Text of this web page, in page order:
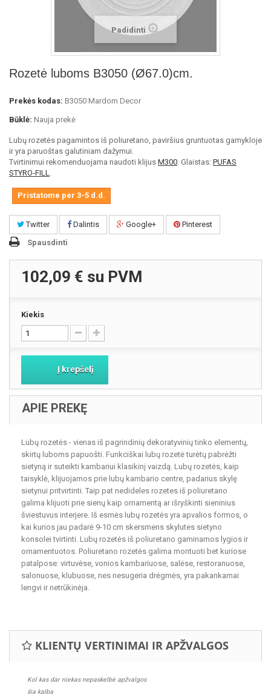
Padidinti
Rozetė luboms B3050 (Ø67.0)cm.
Prekės kodas: B3050 Mardom Decor
Būklė: Nauja prekė
Lubų rozetės pagamintos iš poliuretano, paviršius gruntuotas gamykloje
ir yra paruoštas galutiniam dažymui.
Tvirtinimui rekomenduojama naudoti klijus M300. Glaistas: PUFAS
STYRO-FILL.
Pristatome per 3-5 d.d.
Twitter Dalintis Google+
Pinterest
Spausdinti
102,09 € su PVM
Kiekis
Į krepšelį
APIE PREKĘ
Lubų rozetės - vienas iš pagrindinių dekoratyvinių tinko elementų,
skirtų luboms papuošti. Funkciškai lubų rozetė turėtų pabrėžti
sietyną ir suteikti kambariui klasikinį vaizdą. Lubų rozetės, kaip
taisyklė, klijuojamos prie lubų kambario centre, padarius skylę
sietynui pritvirtinti. Taip pat nedideles rozetes iš poliuretano
galima klijuoti prie sienų kaip ornamentą ar išryškinti sieninius
šviestuvus interjere. Iš esmės lubų rozetės yra apvalios formos, o
kai kurios jau padarė 9-10 cm skersmens skylutes sietyno
konsolei tvirtinti. Lubų rozetės iš poliuretano gaminamos lygios ir
ornamentuotos. Poliuretano rozetės galima montuoti bet kuriose
patalpose: virtuvėse, vonios kambariuose, salėse, restoranuose,
salonuose, klubuose, nes nesugeria drėgmės, yra pakankamai
lengvi ir netrūkinėja.
KLIENTŲ VERTINIMAI IR APŽVALGOS
Kol kas dar niekas nepaskelbė apžvalgos
šia kalba